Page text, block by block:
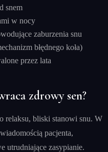
snem
w nocy
zaburzenia snu
błędnego koła)
przez lata
zdrowy sen?
relaksu, bliski stanowi snu. W
pacjenta,
utrudniające zasypianie.